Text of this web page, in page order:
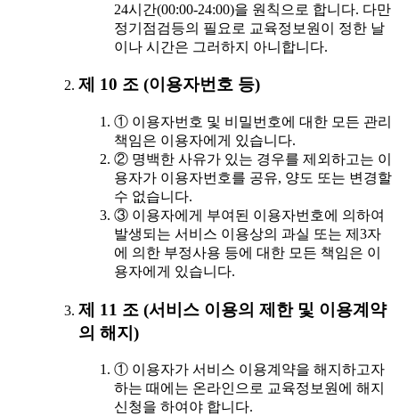
24시간(00:00-24:00)을 원칙으로 합니다. 다만
정기점검등의 필요로 교육정보원이 정한 날
이나 시간은 그러하지 아니합니다.
제 10 조 (이용자번호 등)
① 이용자번호 및 비밀번호에 대한 모든 관리
책임은 이용자에게 있습니다.
② 명백한 사유가 있는 경우를 제외하고는 이
용자가 이용자번호를 공유, 양도 또는 변경할
수 없습니다.
③ 이용자에게 부여된 이용자번호에 의하여
발생되는 서비스 이용상의 과실 또는 제3자
에 의한 부정사용 등에 대한 모든 책임은 이
용자에게 있습니다.
제 11 조 (서비스 이용의 제한 및 이용계약
의 해지)
① 이용자가 서비스 이용계약을 해지하고자
하는 때에는 온라인으로 교육정보원에 해지
신청을 하여야 합니다.